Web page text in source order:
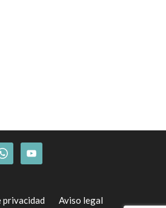
privacidad Aviso legal